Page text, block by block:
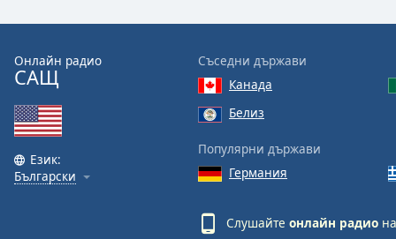
Text
Онлайн радио
САЩ
Език:
Български
Съседни държави
Канада
Белиз
Популярни държави
Германия
Слушайте онлайн радио